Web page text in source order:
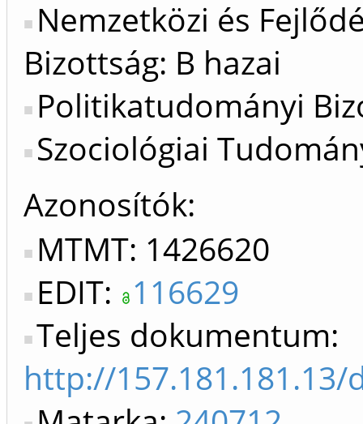
Nemzetközi és
Bizottság: B hazai
Politikatudományi
Szociológiai
Azonosítók
MTMT: 1426620
EDIT: 116629
Teljes dokumentum:
http://